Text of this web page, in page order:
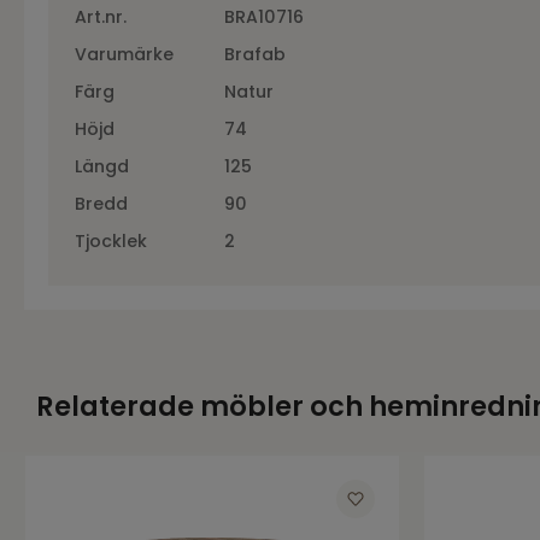
Art.nr.
BRA10716
Varumärke
Brafab
Färg
Natur
Höjd
74
Längd
125
Bredd
90
Tjocklek
2
Relaterade möbler och